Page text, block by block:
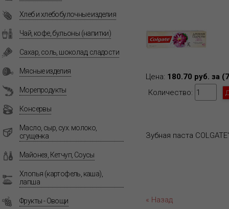
Хлеб и хлебобулочные изделия
Чай, кофе, бульоны (напитки)
Сахар, соль, шоколад, сладости
Мясные изделия
Морепродукты
Консервы
Масло, сыр, сух. молоко,
сгущенка
Майонез, Кетчуп, Соусы
Хлопья (картофель, каша),
лапша
Фрукты - Овощи
Цена: 180.70 руб. за
Количество:
Зубная паста
« Назад